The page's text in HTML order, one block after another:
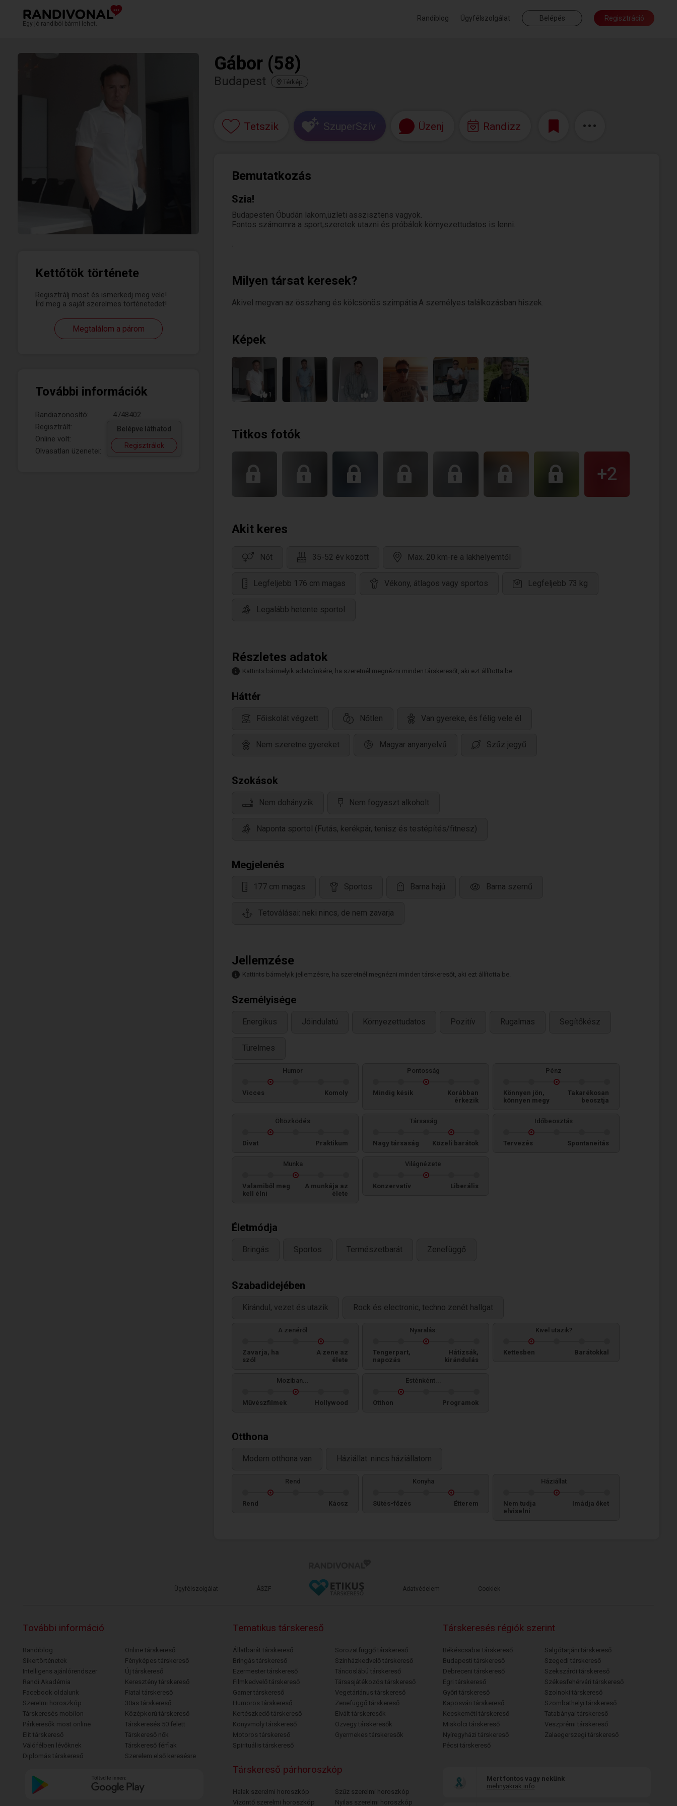
Egy jó randiból bármi lehet.
Randiblog Ügyfélszolgálat Belépés Regisztráció
Kettőtök története
Regisztrálj most és ismerkedj meg vele!
Írd meg a saját szerelmes történetedet!
Megtalálom a párom
További információk
Randiazonosító:
4748402
Regisztrált:
Online volt:
Olvasatlan üzenetei:
Belépve láthatod
Regisztrálok
Gábor (58)
Budapest Térkép
Tetszik SzuperSzív Üzenj Randizz
Bemutatkozás
Szia!
Budapesten Óbudán lakom,üzleti asszisztens vagyok.
Fontos számomra a sport,szeretek utazni és próbálok környezettudatos is lenni.
.
Milyen társat keresek?
Akivel megvan az összhang és kölcsönös szimpátia.A személyes találkozásban hiszek.
Képek
1
Titkos fotók
+2
Akit keres
Nőt 35-52 év között Max. 20 km-re a lakhelyemtől
Legfeljebb 176 cm magas Vékony, átlagos vagy sportos Legfeljebb 73 kg
Legalább hetente sportol
Részletes adatok
Kattints bármelyik adatcímkére, ha szeretnél megnézni minden társkeresőt, aki ezt állította be.
Háttér
Főiskolát végzett Nőtlen Van gyereke, és félig vele él
Nem szeretne gyereket Magyar anyanyelvű Szűz jegyű
Szokások
Nem dohányzik Nem fogyaszt alkoholt
Naponta sportol (Futás, kerékpár, tenisz és testépítés/fitnesz)
Megjelenés
177 cm magas Sportos Barna hajú Barna szemű
Tetoválásai: neki nincs, de nem zavarja
Jellemzése
Kattints bármelyik jellemzésre, ha szeretnél megnézni minden társkeresőt, aki ezt állította be.
Személyisége
Energikus Jóindulatú Környezettudatos Pozitív Rugalmas Segítőkész
Türelmes
Humor
Vicces Komoly
Pontosság
Mindig késik
Korábban
érkezik
Pénz
Könnyen jön,
könnyen megy
Takarékosan
beosztja
Öltözködés
Divat Praktikum
Társaság
Nagy társaság Közeli barátok
Időbeosztás
Tervezés Spontaneitás
Munka
Valamiből meg
kell élni
A munkája az
élete
Világnézete
Konzervatív Liberális
Életmódja
Bringás Sportos Természetbarát Zenefüggő
Szabadidejében
Kirándul, vezet és utazik Rock és electronic, techno zenét hallgat
A zenéről
Zavarja, ha
szól
A zene az
élete
Nyaralás:
Tengerpart,
napozás
Hátizsák,
kirándulás
Kivel utazik?
Kettesben Barátokkal
Moziban...
Művészfilmek Hollywood
Esténként...
Otthon Programok
Otthona
Modern otthona van Háziállat: nincs háziállatom
Rend
Rend Káosz
Konyha
Sütés-főzés Étterem
Háziállat
Nem tudja
elviselni
Imádja őket
Ügyfélszolgálat ÁSZF Adatvédelem Cookiek
További információ
Randiblog
Sikertörténetek
Intelligens ajánlórendszer
Randi Akadémia
Facebook oldalunk
Szerelmi horoszkóp
Társkeresés mobilon
Párkeresők most online
Elit társkereső
Válófélben lévőknek
Diplomás társkereső
Online társkereső
Fényképes társkereső
Új társkereső
Keresztény társkereső
Fiatal társkereső
30as társkereső
Középkorú társkereső
Társkeresés 50 felett
Társkereső nők
Társkereső férfiak
Szerelem első keresésre
Tematikus társkereső
Állatbarát társkereső
Bringás társkereső
Ezermester társkereső
Filmkedvelő társkereső
Gamer társkereső
Humoros társkereső
Kertészkedő társkereső
Könyvmoly társkereső
Motoros társkereső
Spirituális társkereső
Sorozatfüggő társkereső
Színházkedvelő társkereső
Táncoslábú társkereső
Társasjátékozós társkereső
Vegetáriánus társkereső
Zenefüggő társkereső
Elvált társkeresők
Özvegy társkeresők
Gyermekes társkeresők
Társkeresés régiók szerint
Békéscsabai társkereső
Budapesti társkereső
Debreceni társkereső
Egri társkereső
Győri társkereső
Kaposvári társkereső
Kecskeméti társkereső
Miskolci társkereső
Nyíregyházi társkereső
Pécsi társkereső
Salgótarjáni társkereső
Szegedi társkereső
Szekszárdi társkereső
Székesfehérvári társkereső
Szolnoki társkereső
Szombathelyi társkereső
Tatabányai társkereső
Veszprémi társkereső
Zalaegerszegi társkereső
Társkereső párhoroszkóp
Halak szerelmi horoszkóp
Vízöntő szerelmi horoszkóp
Szűz szerelmi horoszkóp
Nyilas szerelmi horoszkóp
Mert fontos vagy nekünk
mehnyakrak.info